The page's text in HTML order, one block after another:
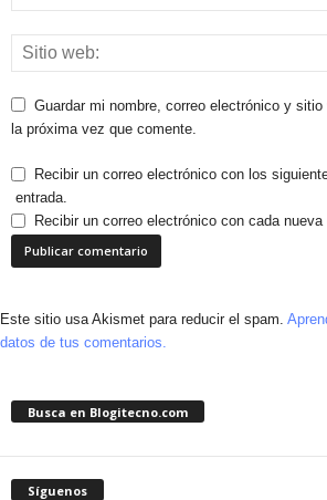
Guardar mi nombre, correo electrónico y
la próxima vez que comente.
Recibir un correo electrónico con los
entrada.
Recibir un correo electrónico con cada nueva
Este sitio usa Akismet para reducir el spam.
datos de tus comentarios.
Busca en Blogitecno.com
Síguenos